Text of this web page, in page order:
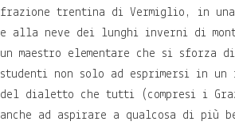
frazione trentina di Vermiglio, in una
e alla neve dei lunghi inverni di
un maestro elementare che si sforza
studenti non solo ad esprimersi in
del dialetto che tutti (compresi i
anche ad aspirare a qualcosa di